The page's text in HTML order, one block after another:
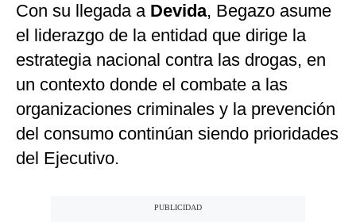
Con su llegada a Devida, Begazo asume
el liderazgo de la entidad que dirige la
estrategia nacional contra las drogas, en
un contexto donde el combate a las
organizaciones criminales y la prevención
del consumo continúan siendo prioridades
del Ejecutivo.